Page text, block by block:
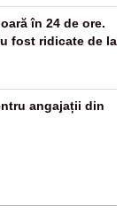
în 24 de ore.
fost ridicate de la
angajații din